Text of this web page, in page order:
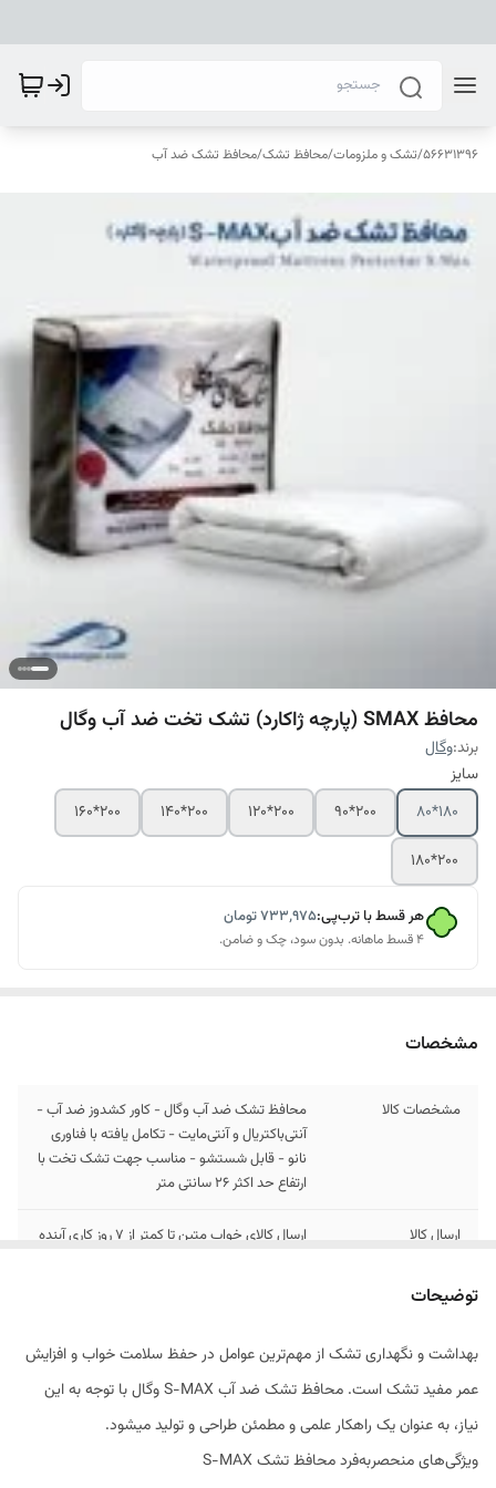
56631396
/تشک و ملزومات/محافظ تشک/محافظ تشک ضد آب
محافظ SMAX (پارچه ژاکارد) تشک تخت ضد آب وگال
برند:وگال
سایز
180*80
200*90
200*120
200*140
200*160
200*180
هر قسط با ترب‌پی:۷۳۳٬۹۷۵تومان
۴ قسط ماهانه. بدون سود، چک و ضامن.
مشخصات
مشخصات کالا
محافظ تشک ضد آب وگال - کاور کشدوز ضد آب -
آنتی‌باکتریال و آنتی‌مایت - تکامل یافته با فناوری
نانو - قابل شستشو - مناسب جهت تشک تخت با
ارتفاع حد اکثر 26 سانتی متر
ارسال کالا ارسال کالای خواب متین تا کمتر از 7 روز کاری آینده
توضیحات
بهداشت و نگهداری تشک از مهم‌ترین عوامل در حفظ سلامت خواب و افزایش
عمر مفید تشک است. محافظ تشک ضد آب S-MAX وگال با توجه به این
نیاز، به عنوان یک راهکار علمی و مطمئن طراحی و تولید میشود.
ویژگی‌های منحصربه‌فرد محافظ تشک S-MAX